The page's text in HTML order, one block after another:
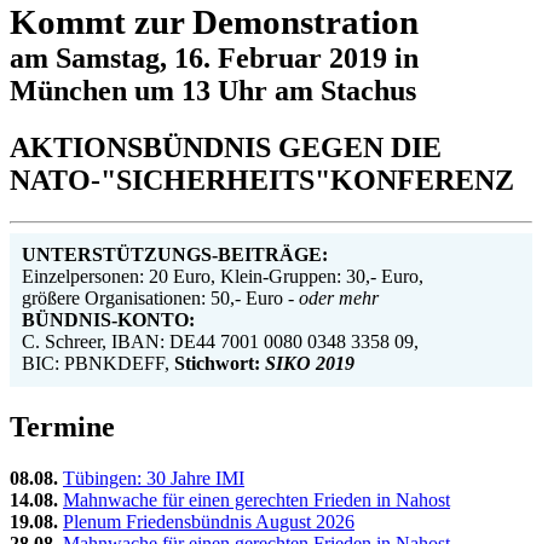
Kommt zur Demonstration
am Samstag, 16. Februar 2019 in
München um 13 Uhr am Stachus
AKTIONSBÜNDNIS GEGEN DIE
NATO-"SICHERHEITS"KONFERENZ
UNTERSTÜTZUNGS-BEITRÄGE:
Einzelpersonen: 20 Euro, Klein-Gruppen: 30,- Euro,
größere Organisationen: 50,- Euro- oder mehr
BÜNDNIS-KONTO:
C. Schreer, IBAN: DE44 7001 0080 0348 3358 09,
BIC: PBNKDEFF, Stichwort: SIKO 2019
Termine
08.08. Tübingen: 30 Jahre IMI
14.08. Mahnwache für einen gerechten Frieden in Nahost
19.08. Plenum Friedensbündnis August 2026